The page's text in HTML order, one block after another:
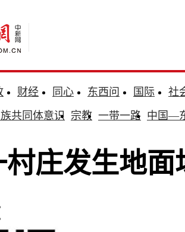
财经 同心 东西问 国际
社
共同体意识
宗教 一带一路 中国—
村庄发生地